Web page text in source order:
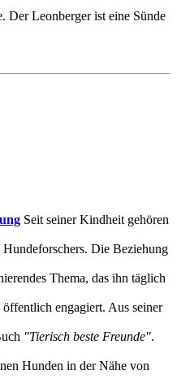
Der Leonberger ist eine Sünde
Seit seiner Kindheit gehören
Hundeforschers. Die Beziehung
Thema, das ihn täglich
engagiert. Aus seiner
"Tierisch beste Freunde".
Hunden in der Nähe von